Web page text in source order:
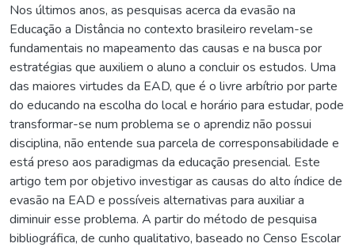
Nos últimos anos, as pesquisas acerca da evasão na
Educação a Distância no contexto brasileiro revelam-se
fundamentais no mapeamento das causas e na busca por
estratégias que auxiliem o aluno a concluir os estudos. Uma
das maiores virtudes da EAD, que é o livre arbítrio por parte
do educando na escolha do local e horário para estudar, pode
transformar-se num problema se o aprendiz não possui
disciplina, não entende sua parcela de corresponsabilidade e
está preso aos paradigmas da educação presencial. Este
artigo tem por objetivo investigar as causas do alto índice de
evasão na EAD e possíveis alternativas para auxiliar a
diminuir esse problema. A partir do método de pesquisa
bibliográfica, de cunho qualitativo, baseado no Censo Escolar